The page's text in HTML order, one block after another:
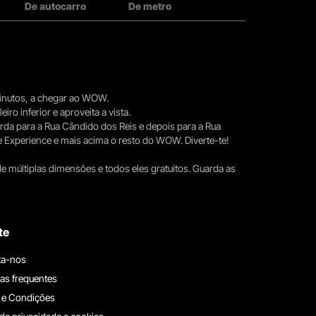
De autocarro De metro
a chegar ao WOW.
inferior e aproveita a vista.
para a Rua Cândido dos Reis e depois para a Rua
e mais acima o resto do WOW. Diverte-te!
múltiplas dimensões e todos eles gratuitos. Guarda as
nos
frequentes
Condições